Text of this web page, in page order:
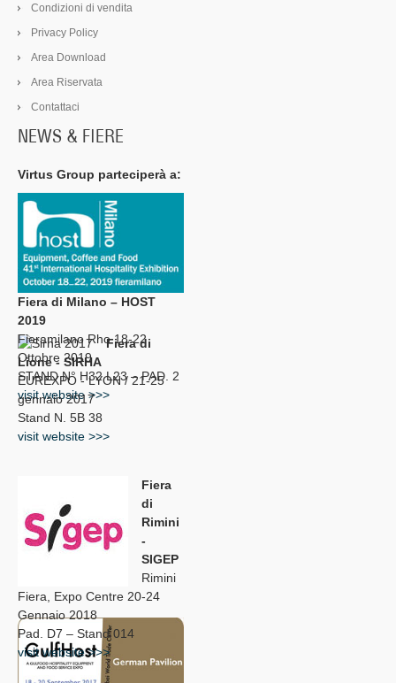
Condizioni di vendita
Privacy Policy
Area Download
Area Riservata
Contattaci
NEWS & FIERE
Virtus Group parteciperà a:
Fiera di Milano – HOST
2019
Fieramilano Rho 18-22
Ottobre 2019
STAND N° H32 L23 – PAD. 2
visit website >>>
Fiera di
Lione - SIRHA
EUREXPO - LYON / 21-25
gennaio 2017
Stand N. 5B 38
visit website >>>
Fiera
di
Rimini
-
SIGEP
Rimini
Fiera, Expo Centre 20-24
Gennaio 2018
Pad. D7 – Stand 014
visit website >>>